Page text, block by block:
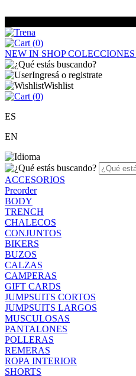
(0)
NEW IN SHOPCOLECCIONES
Ingresá o registrate
Wishlist
(0)
ES
EN
ACCESORIOS
Preorder
BODY
TRENCH
CHALECOS
CONJUNTOS
BIKERS
BUZOS
CALZAS
CAMPERAS
GIFT CARDS
JUMPSUITS CORTOS
JUMPSUITS LARGOS
MUSCULOSAS
PANTALONES
POLLERAS
REMERAS
ROPA INTERIOR
SHORTS